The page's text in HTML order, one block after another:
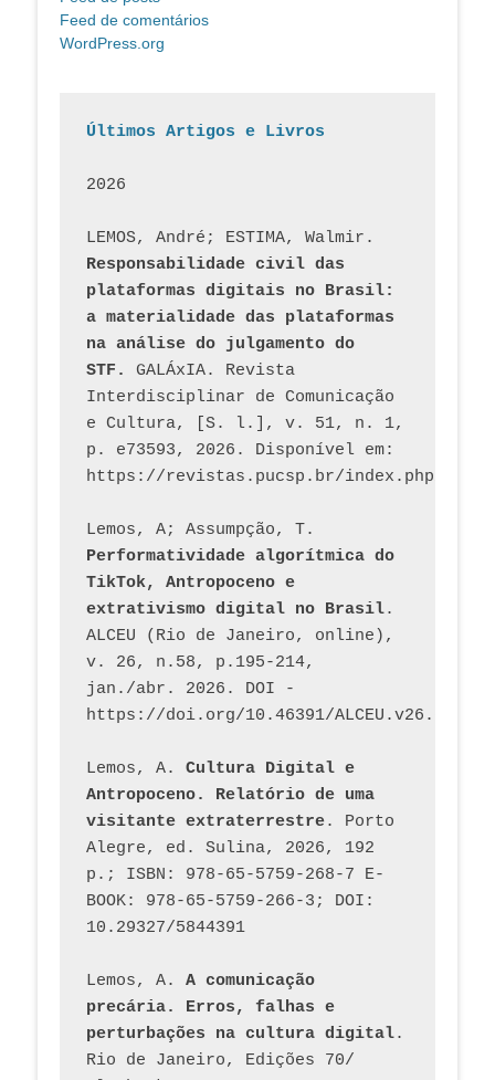
Feed de comentários
WordPress.org
Últimos Artigos e Livros
2026
Responsabilidade civil das
plataformas digitais no Brasil:
a materialidade das plataformas
na análise do julgamento do
STF.
GALÁxIA. Revista
Interdisciplinar de Comunicação
e Cultura, [S. l.], v. 51, n. 1,
p. e73593, 2026. Disponível em:
Performatividade algorítmica do
TikTok, Antropoceno e
extrativismo digital no Brasil.
ALCEU (Rio de Janeiro, online),
v. 26, n.58, p.195-214,
jan./abr. 2026. DOI -
https://doi.org/10.46391/
Lemos, A. Cultura Digital e
Antropoceno. Relatório de uma
visitante extraterrestre. Porto
Alegre, ed. Sulina, 2026, 192
p.; ISBN: 978-65-5759-268-7 E-
BOOK: 978-65-5759-266-3; DOI:
10.29327/5844391
Lemos, A. A comunicação
precária. Erros, falhas e
perturbações na cultura digital.
Rio de Janeiro, Edições 70/